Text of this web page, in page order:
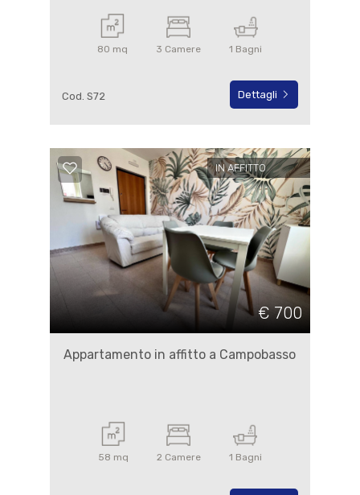
80 mq 3 Camere 1 Bagni
Cod. S72 Dettagli
IN AFFITTO
€ 700
Appartamento in affitto a Campobasso
58 mq 2 Camere 1 Bagni